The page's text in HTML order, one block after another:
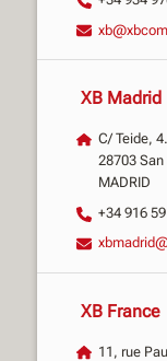
XB Madrid
C/ Teide,
28703
MADRID
+34 916
XB France
11, rue